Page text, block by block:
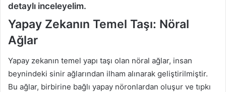
detaylı inceleyelim.
Yapay Zekanın Temel Taşı: Nöral
Ağlar
Yapay zekanın temel yapı taşı olan nöral ağlar, insan
beynindeki sinir ağlarından ilham alınarak geliştirilmiştir.
Bu ağlar, birbirine bağlı yapay nöronlardan oluşur ve tıpkı